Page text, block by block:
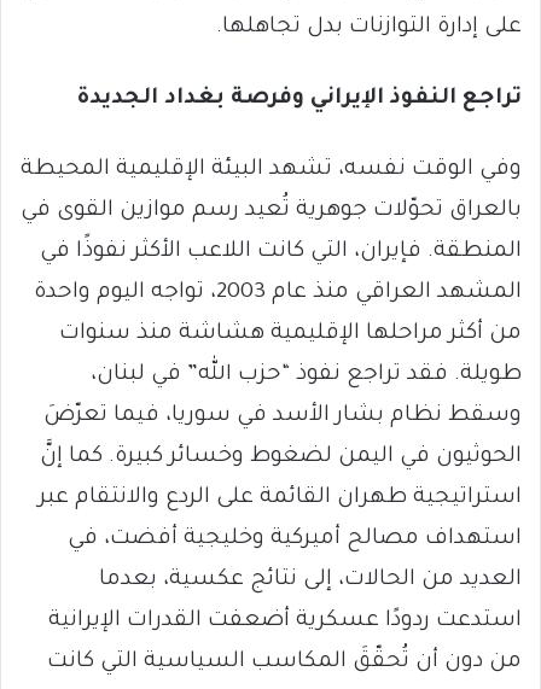
على إدارة التوازنات بدل تجاهلها.
تراجع النفوذ الإيراني وفرصة بغداد الجديدة
وفي الوقت نفسه، تشهد البيئة الإقليمية المحيطة
بالعراق تحوّلات جوهرية تُعيد رسم موازين القوى في
المنطقة. فإيران، التي كانت اللاعب الأكثر نفوذًا في
المشهد العراقي منذ عام 2003، تواجه اليوم واحدة
من أكثر مراحلها الإقليمية هشاشة منذ سنوات
طويلة. فقد تراجع نفوذ “حزب الله” في لبنان،
وسقط نظام بشار الأسد في سوريا، فيما تعرّضَ
الحوثيون في اليمن لضغوط وخسائر كبيرة. كما إنَّ
استراتيجية طهران القائمة على الردع والانتقام عبر
استهداف مصالح أميركية وخليجية أفضت، في
العديد من الحالات، إلى نتائج عكسية، بعدما
استدعت ردودًا عسكرية أضعفت القدرات الإيرانية
من دون أن تُحقّقَ المكاسب السياسية التي كانت